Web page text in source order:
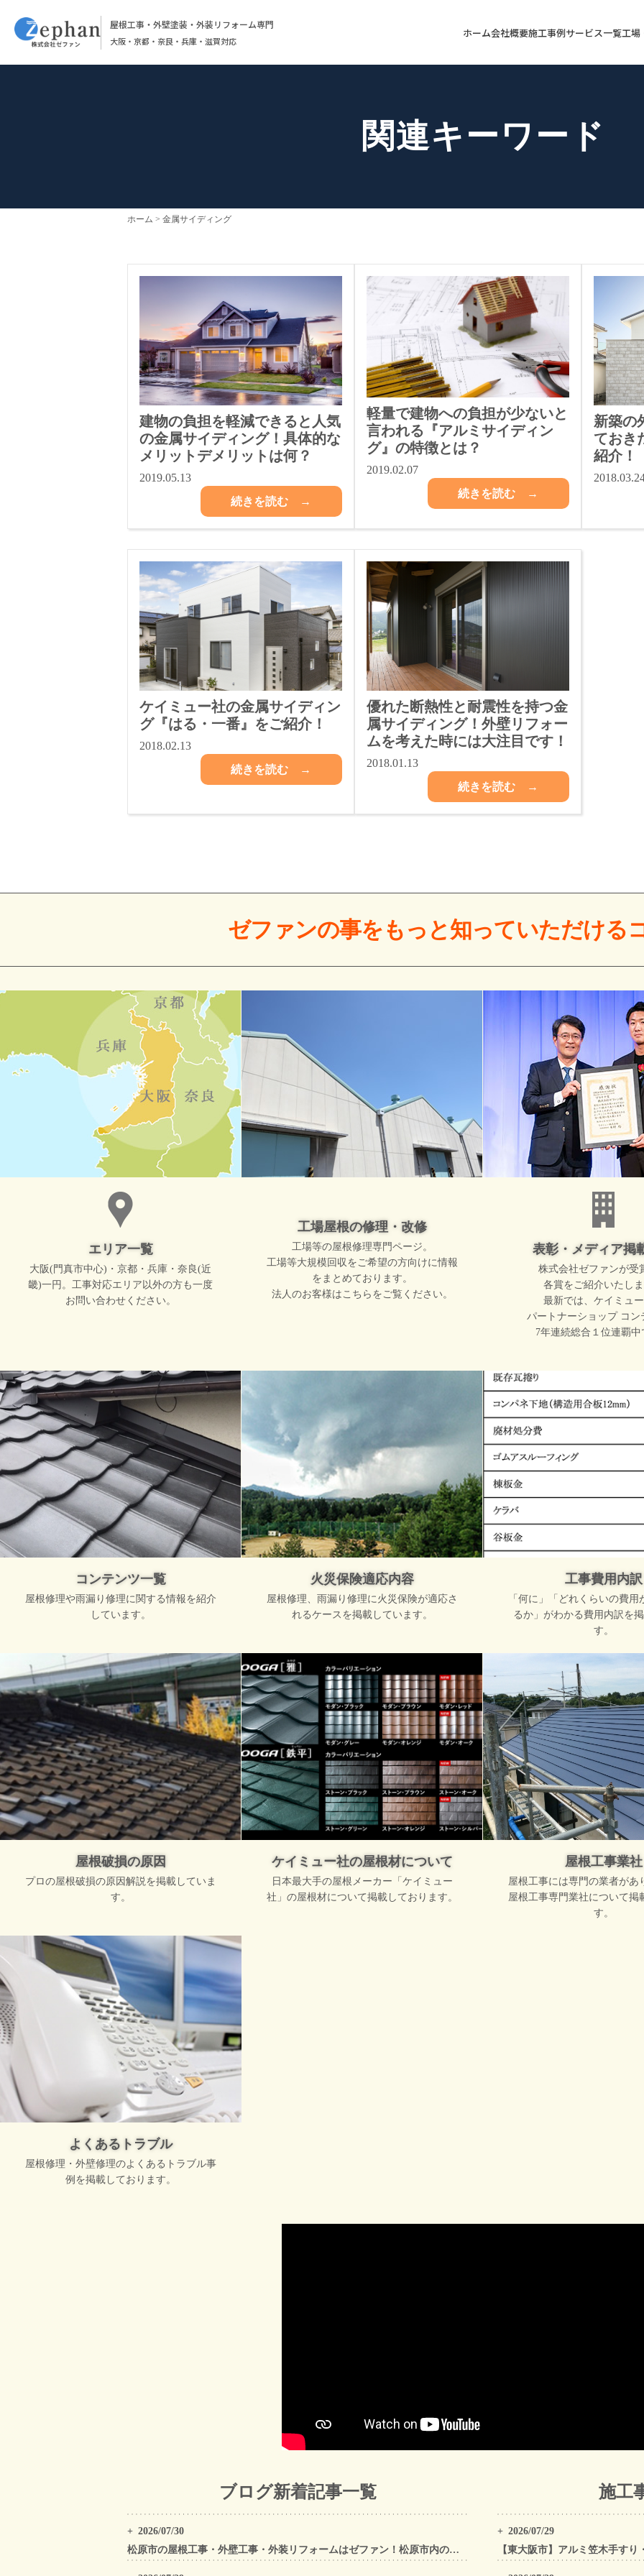
屋根工事・外壁塗装・外装リフォーム専門
大阪・京都・奈良・兵庫・滋賀対応
ホーム会社概要施工事例サービス一覧工場
関連キーワード
ホーム 金属サイディング
建物の負担を軽減できると人気
の金属サイディング！具体的な
メリットデメリットは何？
2019.05.13
続きを読む →
軽量で建物への負担が少ないと
言われる『アルミサイディン
グ』の特徴とは？
2019.02.07
続きを読む →
新築の
ておき
紹介！
ケイミュー社の金属サイディン
グ『はる・一番』をご紹介！
2018.02.13
続きを読む →
優れた断熱性と耐震性を持つ金
属サイディング！外壁リフォー
ムを考えた時には大注目です！
2018.01.13
続きを読む →
ゼファンの事をもっと知っていただける
エリア一覧
大阪(門真市中心)・京都・兵庫・奈良(近
畿)一円。工事対応エリア以外の方も一度
お問い合わせください。
工場屋根の修理・改修
工場等の屋根修理専門ページ。
工場等大規模回収をご希望の方向けに情報
をまとめております。
法人のお客様はこちらをご覧ください。
表彰・メディア掲
株式会社ゼファンが受
各賞をご紹介いたしま
最新では、ケイミュ
パートナーショップ コン
7年連続総合１位連覇中
コンテンツ一覧
屋根修理や雨漏り修理に関する情報を紹介
しています。
火災保険適応内容
屋根修理、雨漏り修理に火災保険が適応さ
れるケースを掲載しています。
工事費用内訳
「何に」「どれくらいの費用
るか」がわかる費用内訳を
す。
屋根破損の原因
プロの屋根破損の原因解説を掲載していま
す。
ケイミュー社の屋根材について
日本最大手の屋根メーカー「ケイミュー
社」の屋根材について掲載しております。
屋根工事業社
屋根工事には専門の業者があ
屋根工事専門業社について掲
す。
よくあるトラブル
屋根修理・外壁修理のよくあるトラブル事
例を掲載しております。
ブログ新着記事一覧
2026/07/30
松原市の屋根工事・外壁工事・外装リフォームはゼファン！松原市内の工事事例もご紹介
施工
2026/07/29